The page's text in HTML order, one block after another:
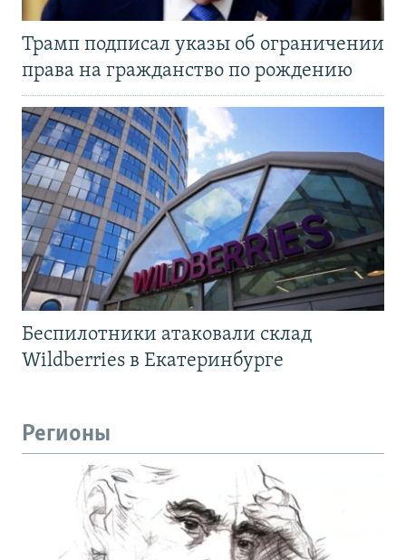
Трамп подписал указы об ограничении
права на гражданство по рождению
Беспилотники атаковали склад
Wildberries в Екатеринбурге
Регионы